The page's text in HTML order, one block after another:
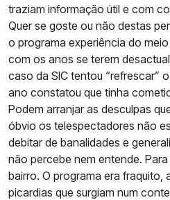
traziam informação útil e com
Quer se goste ou não destas
o programa experiência do
com os anos se terem
caso da SIC tentou “refrescar”
ano constatou que tinha
Podem arranjar as desculpas
óbvio os telespectadores não
debitar de banalidades e
não percebe nem entende.
bairro. O programa era fraquito,
picardias que surgiam num